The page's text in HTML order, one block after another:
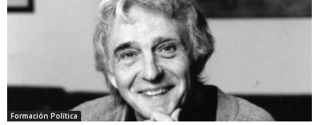
Formación Política